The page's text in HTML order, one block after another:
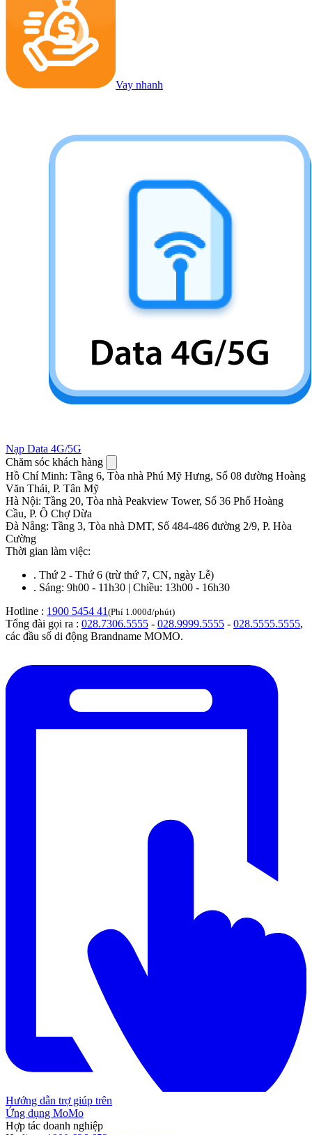
Vay nhanh
Nạp Data 4G/5G
Chăm sóc khách hàng
Hồ Chí Minh: Tầng 6, Tòa nhà Phú Mỹ Hưng, Số 08 đường Hoàng
Văn Thái, P. Tân Mỹ
Hà Nội: Tầng 20, Tòa nhà Peakview Tower, Số 36 Phố Hoàng
Cầu, P. Ô Chợ Dừa
Đà Nẵng: Tầng 3, Tòa nhà DMT, Số 484-486 đường 2/9, P. Hòa
Cường
Thời gian làm việc:
. Thứ 2 - Thứ 6 (trừ thứ 7, CN, ngày Lễ)
. Sáng: 9h00 - 11h30 | Chiều: 13h00 - 16h30
Hotline : 1900 5454 41 (Phí 1.000đ/phút)
Tổng đài gọi ra : 028.7306.5555 - 028.9999.5555 - 028.5555.5555,
các đầu số di động Brandname MOMO.
Hướng dẫn trợ giúp trên
Ứng dụng MoMo
Hợp tác doanh nghiệp